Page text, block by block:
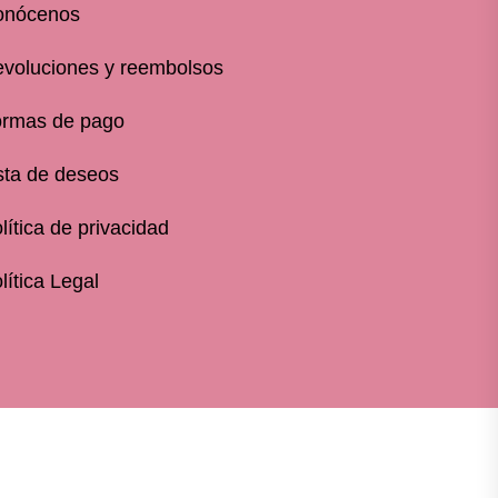
y reembolsos
de pago
de deseos
de privacidad
Legal